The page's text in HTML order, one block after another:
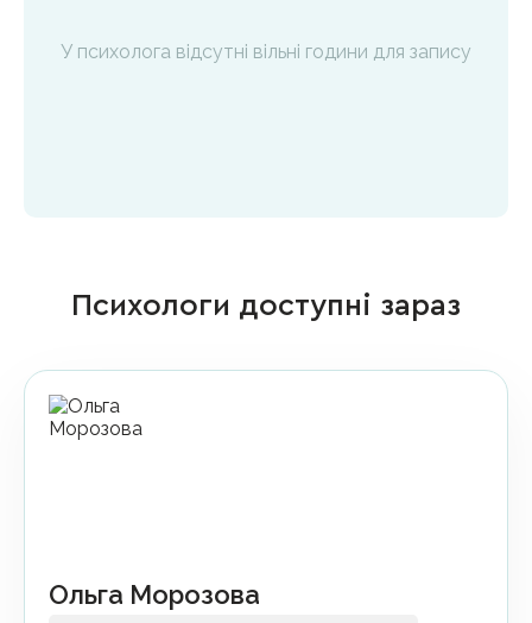
У психолога відсутні вільні години для запису
Психологи доступні зараз
Ольга Морозова